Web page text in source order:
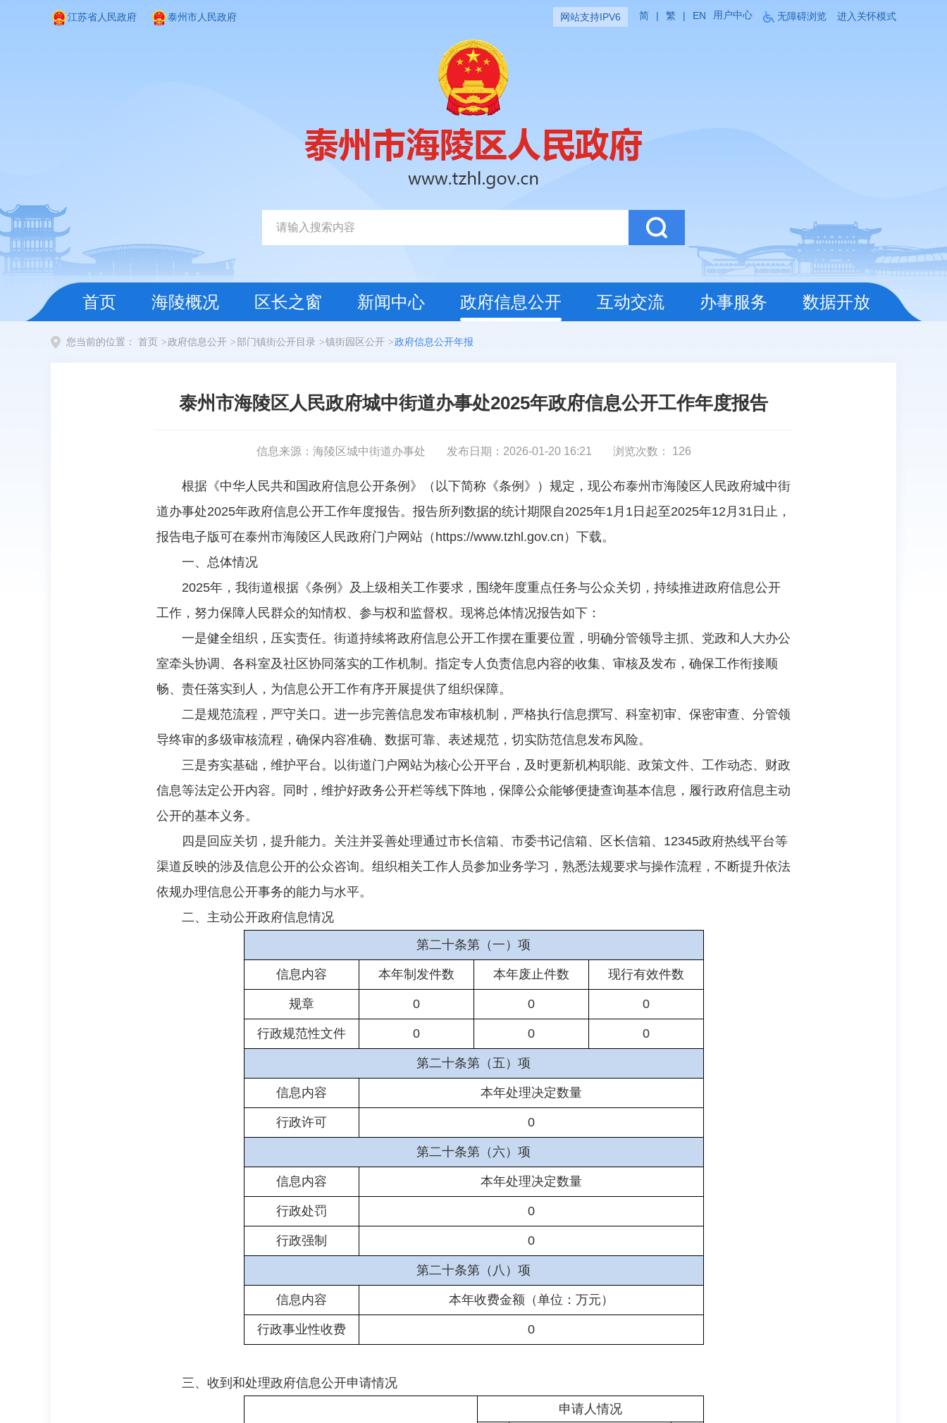
江苏省人民政府 泰州市人民政府 网站支持IPV6 简 | 繁 | EN 用户中心 无障碍浏览 进入关怀模式
首页 海陵概况 区长之窗 新闻中心 政府信息公开 互动交流 办事服务 数据开放
您当前的位置： 首页 >政府信息公开 >部门镇街公开目录 >镇街园区公开 >政府信息公开年报
泰州市海陵区人民政府城中街道办事处2025年政府信息公开工作年度报告
信息来源：海陵区城中街道办事处 发布日期：2026-01-20 16:21 浏览次数： 126
根据《中华人民共和国政府信息公开条例》（以下简称《条例》）规定，现公布泰州市海陵区人民政府城中街
道办事处2025年政府信息公开工作年度报告。报告所列数据的统计期限自2025年1月1日起至2025年12月31日止，
报告电子版可在泰州市海陵区人民政府门户网站（https://www.tzhl.gov.cn）下载。
一、总体情况
2025年，我街道根据《条例》及上级相关工作要求，围绕年度重点任务与公众关切，持续推进政府信息公开
工作，努力保障人民群众的知情权、参与权和监督权。现将总体情况报告如下：
一是健全组织，压实责任。街道持续将政府信息公开工作摆在重要位置，明确分管领导主抓、党政和人大办公
室牵头协调、各科室及社区协同落实的工作机制。指定专人负责信息内容的收集、审核及发布，确保工作衔接顺
畅、责任落实到人，为信息公开工作有序开展提供了组织保障。
二是规范流程，严守关口。进一步完善信息发布审核机制，严格执行信息撰写、科室初审、保密审查、分管领
导终审的多级审核流程，确保内容准确、数据可靠、表述规范，切实防范信息发布风险。
三是夯实基础，维护平台。以街道门户网站为核心公开平台，及时更新机构职能、政策文件、工作动态、财政
信息等法定公开内容。同时，维护好政务公开栏等线下阵地，保障公众能够便捷查询基本信息，履行政府信息主动
公开的基本义务。
四是回应关切，提升能力。关注并妥善处理通过市长信箱、市委书记信箱、区长信箱、12345政府热线平台等
渠道反映的涉及信息公开的公众咨询。组织相关工作人员参加业务学习，熟悉法规要求与操作流程，不断提升依法
依规办理信息公开事务的能力与水平。
二、主动公开政府信息情况
第二十条第（一）项
信息内容 本年制发件数 本年废止件数 现行有效件数
规章 0 0 0
行政规范性文件 0 0 0
第二十条第（五）项
信息内容 本年处理决定数量
行政许可 0
第二十条第（六）项
信息内容 本年处理决定数量
行政处罚 0
行政强制 0
第二十条第（八）项
信息内容 本年收费金额（单位：万元）
行政事业性收费 0
三、收到和处理政府信息公开申请情况
申请人情况